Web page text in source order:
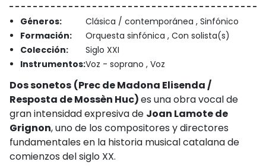
Géneros:
Clásica / contemporánea , Sinfónico
Formación:
Orquesta sinfónica , Con solista(s)
Colección:
Siglo XXI
Instrumentos:Voz - soprano , Voz
Dos sonetos (Prec de Madona Elisenda /
Resposta de Mossèn Huc)es una obra vocal de
gran intensidad expresiva de Joan Lamote de
Grignon, uno de los compositores y directores
fundamentales en la historia musical catalana de
comienzos del siglo XX.